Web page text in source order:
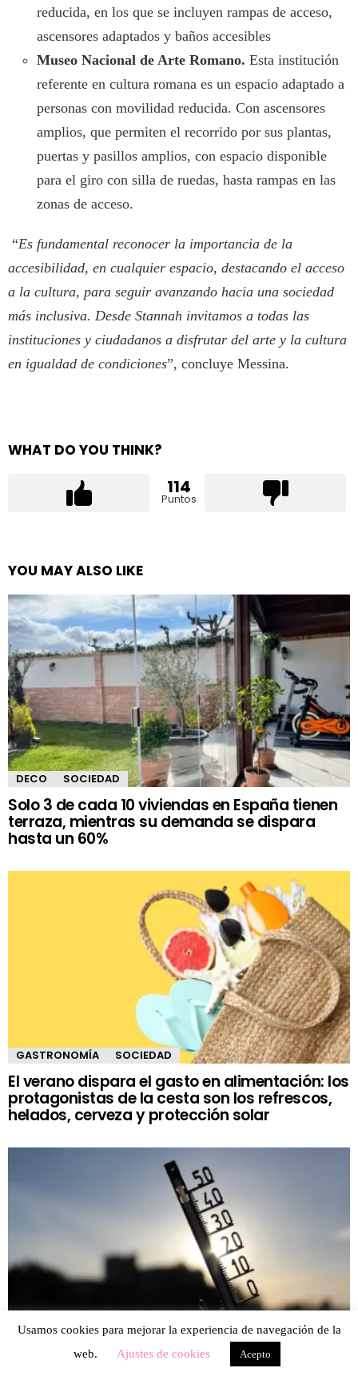
reducida, en los que se incluyen rampas de acceso,
ascensores adaptados y baños accesibles
Museo Nacional de Arte Romano. Esta institución
referente en cultura romana es un espacio adaptado a
personas con movilidad reducida. Con ascensores
amplios, que permiten el recorrido por sus plantas,
puertas y pasillos amplios, con espacio disponible
para el giro con silla de ruedas, hasta rampas en las
zonas de acceso.
“Es fundamental reconocer la importancia de la
accesibilidad, en cualquier espacio, destacando el acceso
a la cultura, para seguir avanzando hacia una sociedad
más inclusiva. Desde Stannah invitamos a todas las
instituciones y ciudadanos a disfrutar del arte y la cultura
en igualdad de condiciones”, concluye Messina.
WHAT DO YOU THINK?
114
Puntos
YOU MAY ALSO LIKE
DECO SOCIEDAD
Solo 3 de cada 10 viviendas en España tienen
terraza, mientras su demanda se dispara
hasta un 60%
GASTRONOMÍA SOCIEDAD
El verano dispara el gasto en alimentación: los
protagonistas de la cesta son los refrescos,
helados, cerveza y protección solar
OCIO SOCIEDAD
La demanda de terrazas en bares aumenta
Usamos cookies para mejorar la experiencia de navegación de la
web.
Ajustes de cookies Acepto